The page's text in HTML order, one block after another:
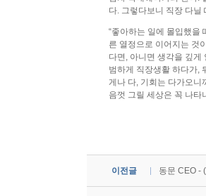
다. 그렇다보니 직장 다
“좋아하는 일에 몰입했을
른 열정으로 이어지는 것
다면, 아니면 생각을 깊게
범하게 직장생활 하다가,
게나 다, 기회는 다가오니
음껏 그릴 세상은 꼭 나타
이전글 동문 CEO -